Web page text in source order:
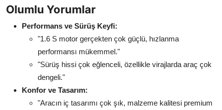
Olumlu Yorumlar
Performans ve Sürüş Keyfi:
"1.6 S motor gerçekten çok güçlü, hızlanma
performansı mükemmel."
"Sürüş hissi çok eğlenceli, özellikle virajlarda araç çok
dengeli."
Konfor ve Tasarım:
"Aracın iç tasarımı çok şık, malzeme kalitesi premium